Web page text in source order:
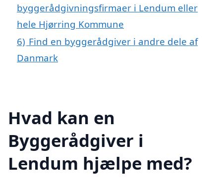
byggerådgivningsfirmaer i Lendum eller
hele Hjørring Kommune
6) Find en byggerådgiver i andre dele af
Danmark
Hvad kan en
Byggerådgiver i
Lendum hjælpe med?